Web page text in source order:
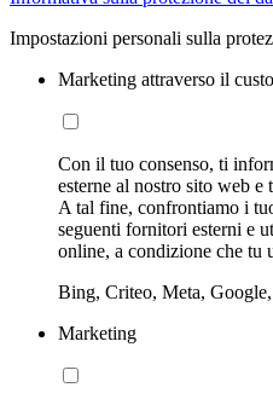
Impostazioni personali sulla
Marketing attraverso il
Con il tuo consenso, ti
esterne al nostro sito web
A tal fine, confrontiamo i
seguenti fornitori esterni e
online, a condizione che tu
Bing, Criteo, Meta,
Marketing